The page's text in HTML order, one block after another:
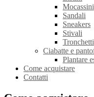
Mocassini
Sandali
Sneakers
Stivali
Tronchetti
Ciabatte e
Plantare
Come acquistare
Contatti